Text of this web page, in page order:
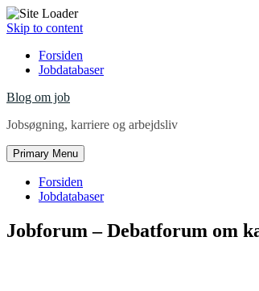
Skip to content
Forsiden
Jobdatabaser
Blog om job
Jobsøgning, karriere og arbejdsliv
Primary Menu
Forsiden
Jobdatabaser
Jobforum – Debatforum om